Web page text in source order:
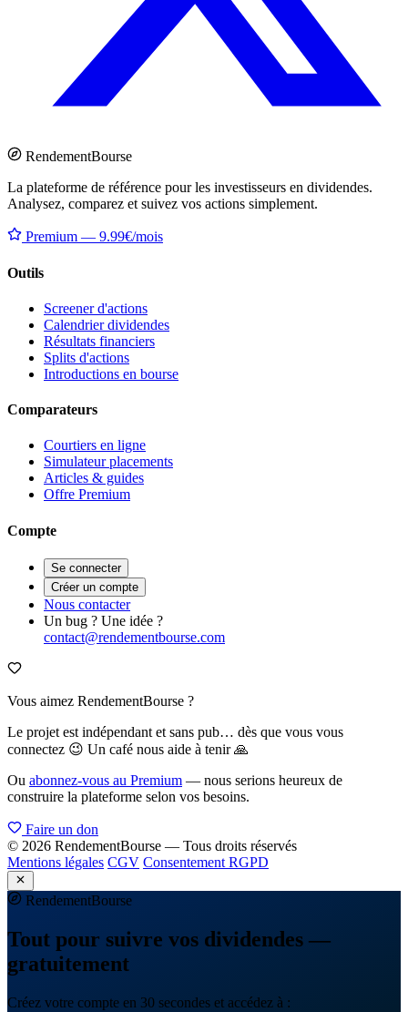
RendementBourse
La plateforme de référence pour les investisseurs en dividendes.
Analysez, comparez et suivez vos actions simplement.
Premium — 9.99€/mois
Outils
Screener d'actions
Calendrier dividendes
Résultats financiers
Splits d'actions
Introductions en bourse
Comparateurs
Courtiers en ligne
Simulateur placements
Articles & guides
Offre Premium
Compte
Se connecter
Créer un compte
Nous contacter
Un bug ? Une idée ?
contact@rendementbourse.com
Vous aimez RendementBourse ?
Le projet est indépendant et sans pub… dès que vous vous
connectez 😉 Un café nous aide à tenir 🙏
Ou abonnez-vous au Premium — nous serions heureux de
construire la plateforme selon vos besoins.
Faire un don
© 2026 RendementBourse — Tous droits réservés
Mentions légales CGV Consentement RGPD
RendementBourse
Tout pour suivre vos dividendes —
gratuitement
Créez votre compte en 30 secondes et accédez à :